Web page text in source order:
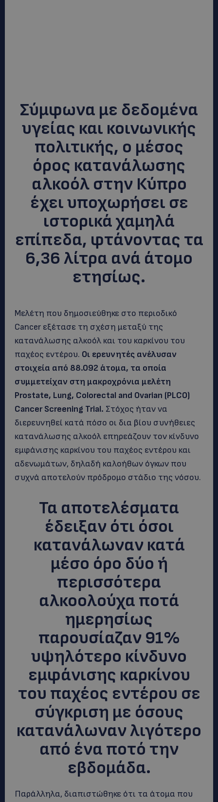
Σύμφωνα με δεδομένα
υγείας και κοινωνικής
πολιτικής, ο μέσος
όρος κατανάλωσης
αλκοόλ στην Κύπρο
έχει υποχωρήσει σε
ιστορικά χαμηλά
επίπεδα, φτάνοντας τα
6,36 λίτρα ανά άτομο
ετησίως.
Μελέτη που δημοσιεύθηκε στο περιοδικό
Cancer εξέτασε τη σχέση μεταξύ της
κατανάλωσης αλκοόλ και του καρκίνου του
παχέος εντέρου. Οι ερευνητές ανέλυσαν
στοιχεία από 88.092 άτομα, τα οποία
συμμετείχαν στη μακροχρόνια μελέτη
Prostate, Lung, Colorectal and Ovarian (PLCO)
Cancer Screening Trial. Στόχος ήταν να
διερευνηθεί κατά πόσο οι δια βίου συνήθειες
κατανάλωσης αλκοόλ επηρεάζουν τον κίνδυνο
εμφάνισης καρκίνου του παχέος εντέρου και
αδενωμάτων, δηλαδή καλοήθων όγκων που
συχνά αποτελούν πρόδρομο στάδιο της νόσου.
Τα αποτελέσματα
έδειξαν ότι όσοι
κατανάλωναν κατά
μέσο όρο δύο ή
περισσότερα
αλκοολούχα ποτά
ημερησίως
παρουσίαζαν 91%
υψηλότερο κίνδυνο
εμφάνισης καρκίνου
του παχέος εντέρου σε
σύγκριση με όσους
κατανάλωναν λιγότερο
από ένα ποτό την
εβδομάδα.
Παράλληλα, διαπιστώθηκε ότι τα άτομα που